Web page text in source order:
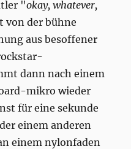
"okay, whatever,
von der bühne
aus besoffener
dann nach einem
mikro wieder
für eine sekunde
einem anderen
einem nylonfaden